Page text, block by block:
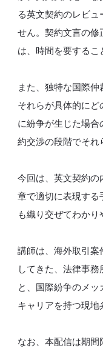
る英文契約のレビ
せん。契約文言の修
は、時間を要するこ
また、独特な国際仲
それらが具体的に
に紛争が生じた場
約交渉の段階でそれ
今回は、英文契約の
章で適切に表現する
も織り交ぜてわかり
講師は、海外取引案
してきた、法律事
と、国際紛争のメ
キャリアを持つ現地
なお、本配信は期